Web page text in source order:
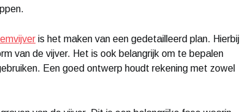
is het maken van een gedetailleerd plan. Hierbij
van de vijver. Het is ook belangrijk om te bepalen
Een goed ontwerp houdt rekening met zowel